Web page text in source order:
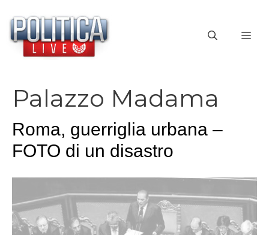
contenuto
Palazzo Madama
Roma, guerriglia urbana –
FOTO di un disastro